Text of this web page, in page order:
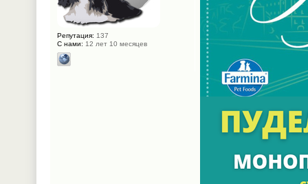
Репутация: 137
С нами: 12 лет 10 месяцев